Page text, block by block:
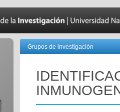
Grupos de investigación